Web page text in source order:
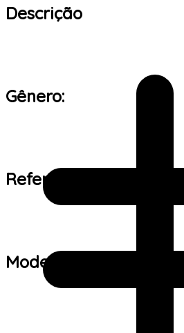
Descrição
Gênero:
Referência de tamanho:
Modelo: